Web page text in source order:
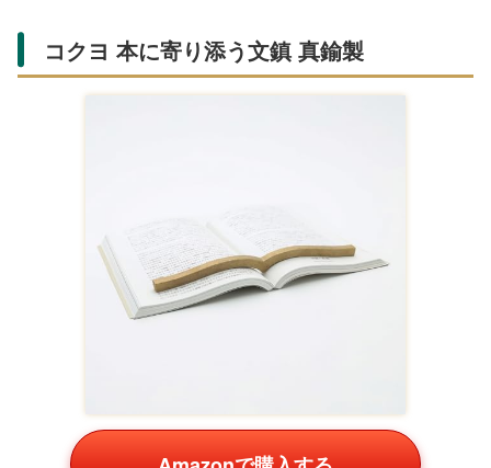
円前後でAmazon・楽天の仕事文房具ランキング上位。多
角的な収納がデスクをスッキリさせ、作業効率を高めま